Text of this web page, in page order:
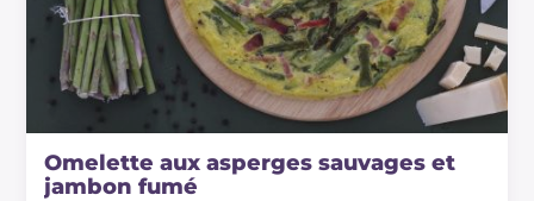
Omelette aux asperges sauvages et
jambon fumé